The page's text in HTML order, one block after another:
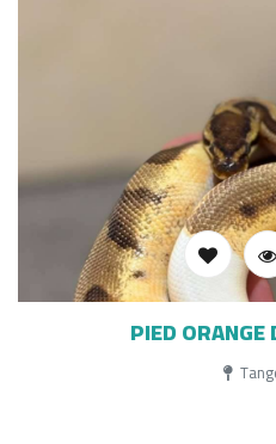
PIED ORANGE